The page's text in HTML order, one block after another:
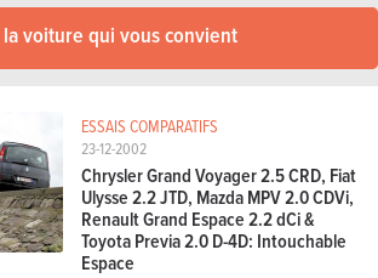
voiture qui vous convient
23-12-2002
ESSAIS COMPARATIFS
Chrysler Grand Voyager 2.5 CRD, Fiat
Ulysse 2.2 JTD, Mazda MPV 2.0 CDVi,
Renault Grand Espace 2.2 dCi &
Toyota Previa 2.0 D-4D: Intouchable
Espace